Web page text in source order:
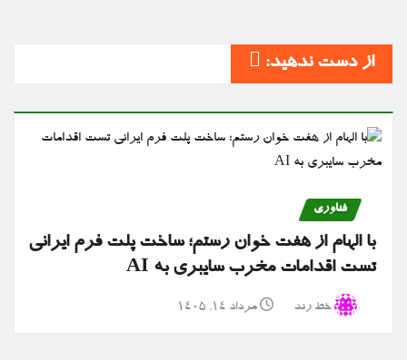
از دست ندهید:
فناوری
با الهام از هفت خوان رستم؛ ساخت پلت فرم ایرانی
تست اقدامات مخرب سایبری به AI
خط رند مرداد ۱۴, ۱۴۰۵